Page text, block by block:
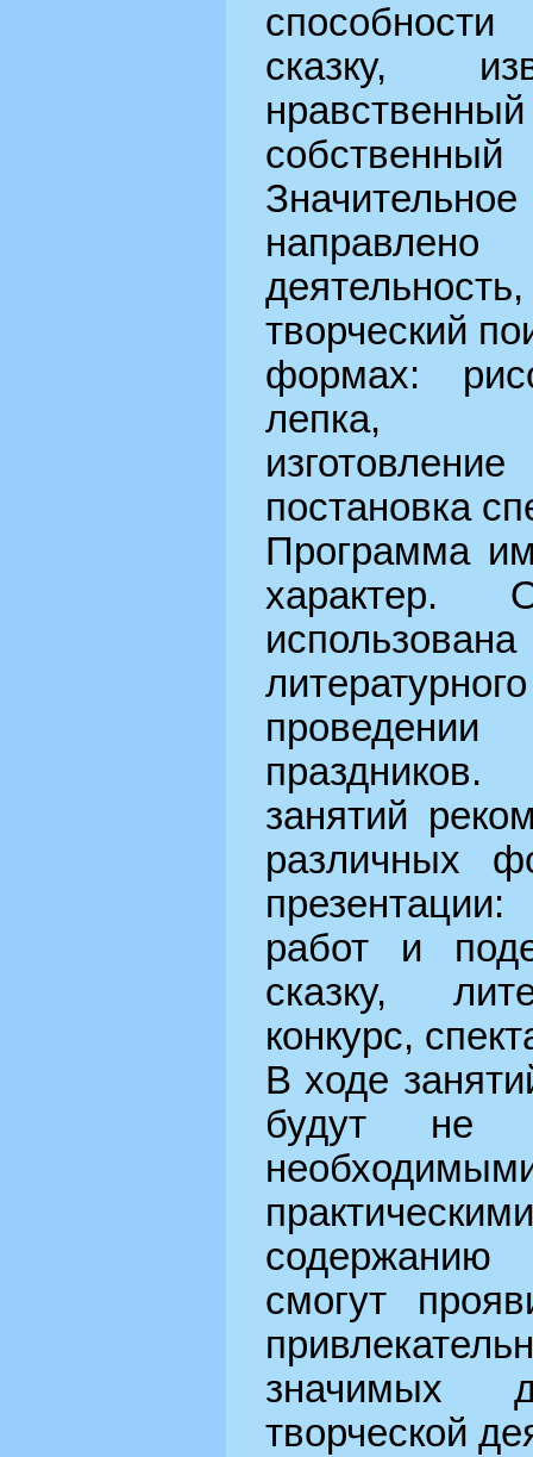
сказку,
творческий
формах:
лепка,
постановка
Программа
занятий
различных
презентации:
работ и
сказку,
конкурс,
В ходе
будут не
смогут
значимых
творческой